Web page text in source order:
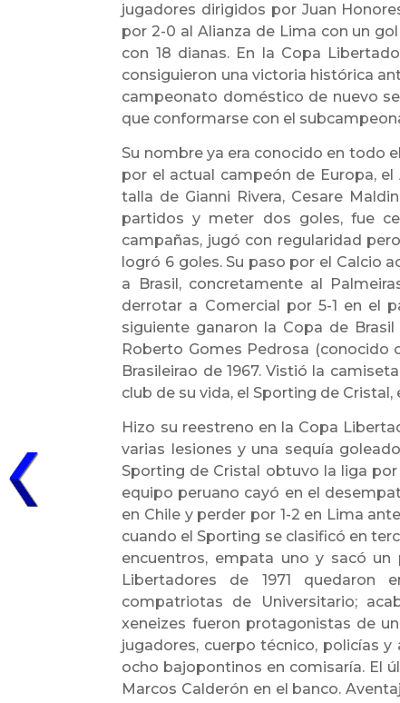
jugadores dirigidos por Juan
por 2-0 al Alianza de Lima con un
con 18 dianas. En la Copa
consiguieron una victoria histórica
campeonato doméstico de nuevo
que conformarse con el
Su nombre ya era conocido en todo
por el actual campeón de Europa,
talla de Gianni Rivera, Cesare
partidos y meter dos goles, fue
campañas, jugó con regularidad
logró 6 goles. Su paso por el Calcio
a Brasil, concretamente al
derrotar a Comercial por 5-1 en el
siguiente ganaron la Copa de
Roberto Gomes Pedrosa (conocido
Brasileirao de 1967. Vistió la
club de su vida, el Sporting de Cristal,
Hizo su reestreno en la Copa
varias lesiones y una sequía
Sporting de Cristal obtuvo la liga por
equipo peruano cayó en el
en Chile y perder por 1-2 en Lima
cuando el Sporting se clasificó en
encuentros, empata uno y sacó
Libertadores de 1971 quedaron
compatriotas de Universitario;
xeneizes fueron protagonistas de
jugadores, cuerpo técnico, policías
ocho bajopontinos en comisaría. El
Marcos Calderón en el banco.